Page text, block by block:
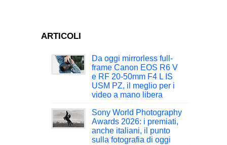
ARTICOLI
Da oggi mirrorless full-
frame Canon EOS R6 V
e RF 20-50mm F4 L IS
USM PZ, il meglio per i
video a mano libera
Sony World Photography
Awards 2026: i premiati,
anche italiani, il punto
sulla fotografia di oggi